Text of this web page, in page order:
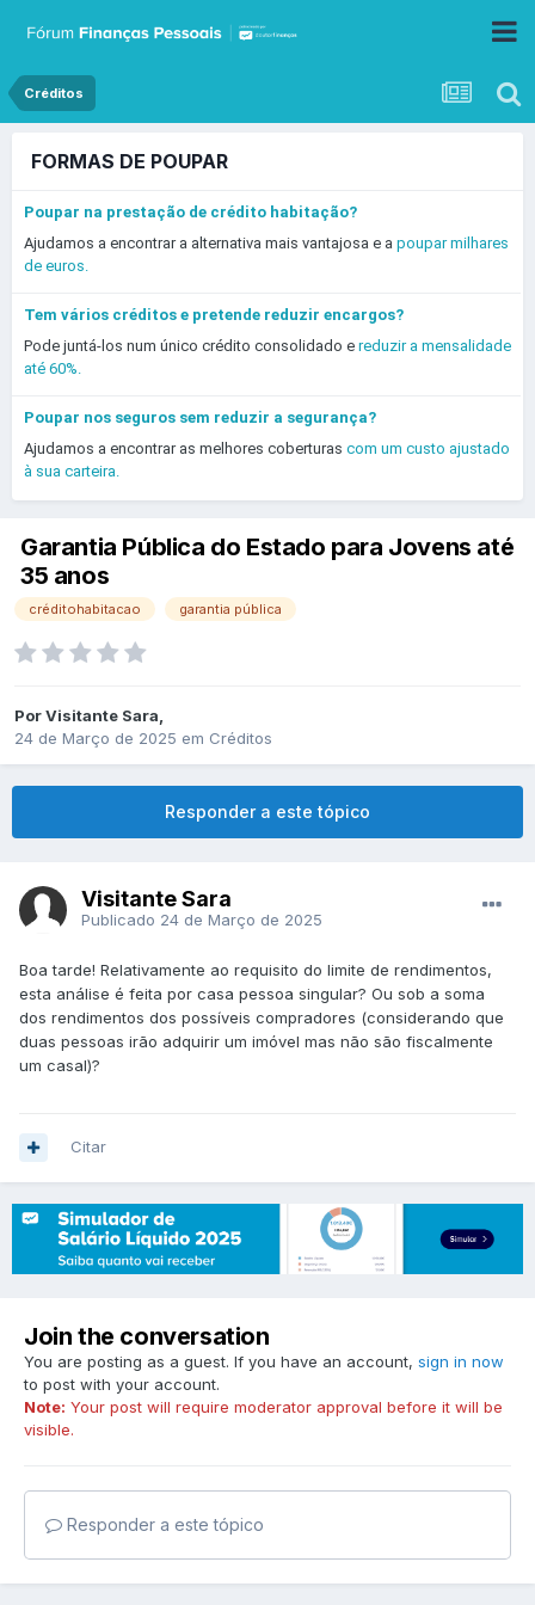
Créditos
FORMAS DE POUPAR
Poupar na prestação de crédito habitação?
Ajudamos a encontrar a alternativa mais vantajosa e a poupar milhares
de euros.
Tem vários créditos e pretende reduzir encargos?
Pode juntá-los num único crédito consolidado e reduzir a mensalidade
até 60%.
Poupar nos seguros sem reduzir a segurança?
Ajudamos a encontrar as melhores coberturas com um custo ajustado
à sua carteira.
Garantia Pública do Estado para Jovens até
35 anos
créditohabitacao garantia pública
PorVisitante Sara,
24 de Março de 2025 em Créditos
Responder a este tópico
Visitante Sara
Publicado 24 de Março de 2025
Boa tarde! Relativamente ao requisito do limite de rendimentos,
esta análise é feita por casa pessoa singular? Ou sob a soma
dos rendimentos dos possíveis compradores (considerando que
duas pessoas irão adquirir um imóvel mas não são fiscalmente
um casal)?
Citar
Join the conversation
You are posting as a guest. If you have an account, sign in now
to post with your account.
Note: Your post will require moderator approval before it will be
visible.
Responder a este tópico